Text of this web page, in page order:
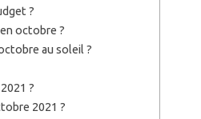
?
octobre ?
au soleil ?
?
2021 ?